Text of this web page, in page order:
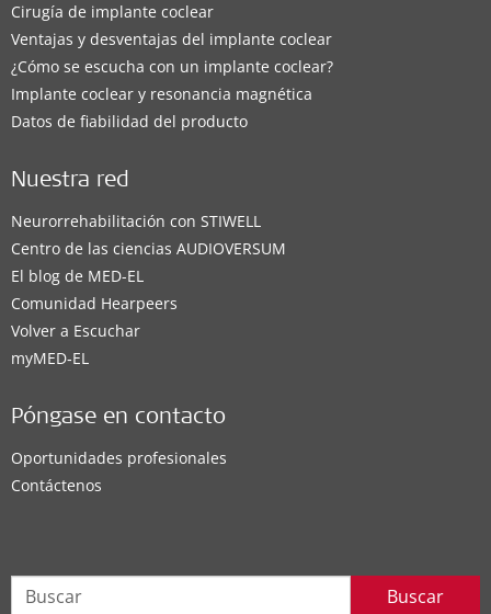
Cirugía de implante coclear
Ventajas y desventajas del implante coclear
¿Cómo se escucha con un implante coclear?
Implante coclear y resonancia magnética
Datos de fiabilidad del producto
Nuestra red
Neurorrehabilitación con STIWELL
Centro de las ciencias AUDIOVERSUM
El blog de MED-EL
Comunidad Hearpeers
Volver a Escuchar
myMED‑EL
Póngase en contacto
Oportunidades profesionales
Contáctenos
Buscar